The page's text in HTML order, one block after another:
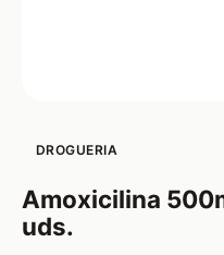
DROGUERIA
Amoxicilina
uds.